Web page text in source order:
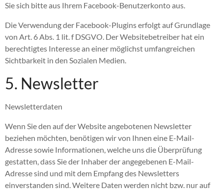
Sie sich bitte aus Ihrem Facebook-Benutzerkonto aus.
Die Verwendung der Facebook-Plugins erfolgt auf Grundlage
von Art. 6 Abs. 1 lit. f DSGVO. Der Websitebetreiber hat ein
berechtigtes Interesse an einer möglichst umfangreichen
Sichtbarkeit in den Sozialen Medien.
5. Newsletter
Newsletterdaten
Wenn Sie den auf der Website angebotenen Newsletter
beziehen möchten, benötigen wir von Ihnen eine E-Mail-
Adresse sowie Informationen, welche uns die Überprüfung
gestatten, dass Sie der Inhaber der angegebenen E-Mail-
Adresse sind und mit dem Empfang des Newsletters
einverstanden sind. Weitere Daten werden nicht bzw. nur auf